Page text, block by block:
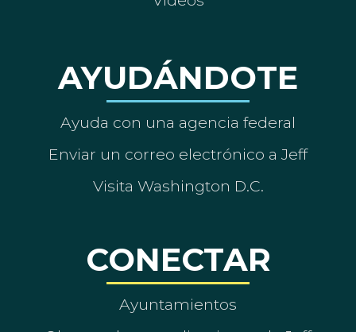
AYUDÁNDOTE
Ayuda con una agencia federal
Enviar un correo electrónico a Jeff
Visita Washington D.C.
CONECTAR
Ayuntamientos